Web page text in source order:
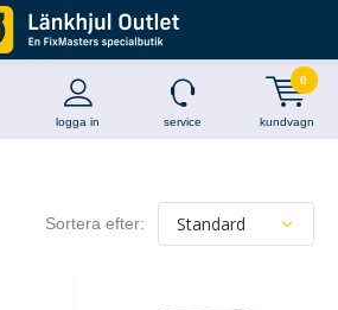
logga in service kundvagn
0
Sortera efter: